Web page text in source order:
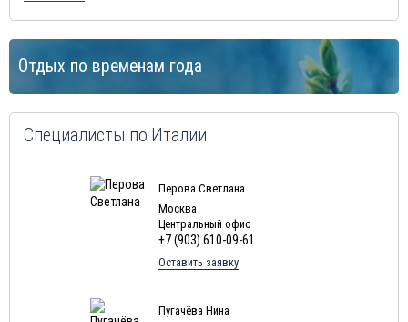
Отдых по временам года
Специалисты по Италии
Перова Светлана
Москва
Центральный офис
+7 (903) 610-09-61
Оставить заявку
Пугачёва Нина